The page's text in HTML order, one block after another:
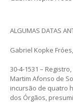
ALGUMAS DATAS
Gabriel Kopke
30-4-1531 –
Martim Afonso de
incursão de quatro
dos Órgãos,